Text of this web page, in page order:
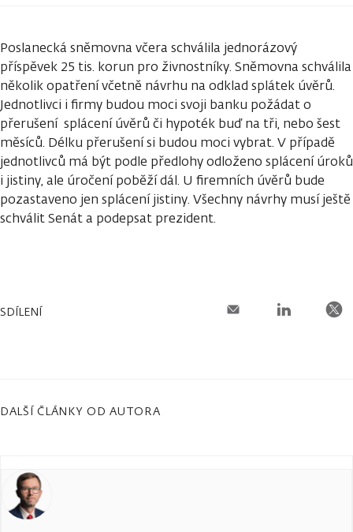
Poslanecká sněmovna včera schválila jednorázový
příspěvek 25 tis. korun pro živnostníky. Sněmovna schválila
několik opatření včetně návrhu na odklad splátek úvěrů.
Jednotlivci i firmy budou moci svoji banku požádat o
přerušení splácení úvěrů či hypoték buď na tři, nebo šest
měsíců. Délku přerušení si budou moci vybrat. V případě
jednotlivců má být podle předlohy odloženo splácení úroků
i jistiny, ale úročení poběží dál. U firemních úvěrů bude
pozastaveno jen splácení jistiny. Všechny návrhy musí ještě
schválit Senát a podepsat prezident.
SDÍLENÍ
DALŠÍ ČLÁNKY OD AUTORA